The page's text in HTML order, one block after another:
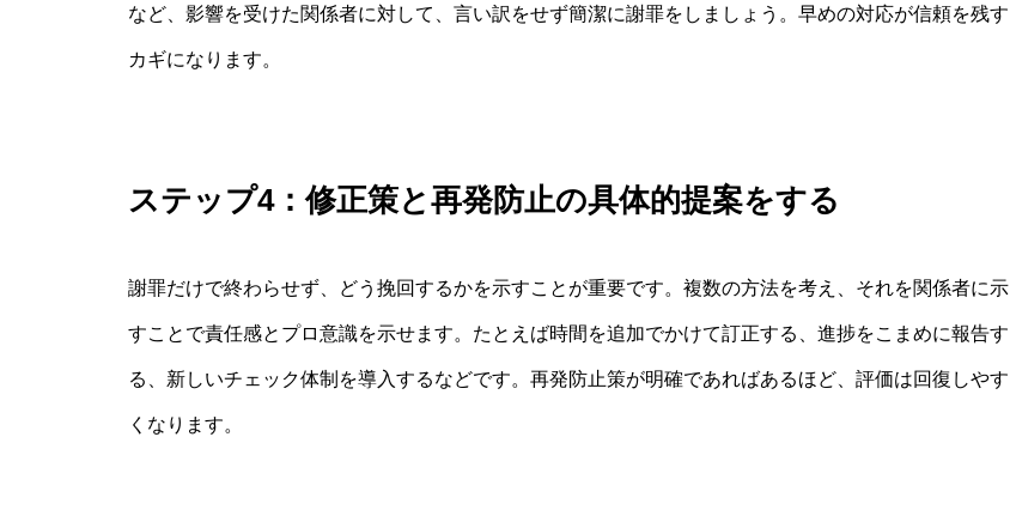
など、影響を受けた関係者に対して、言い訳をせず簡潔に謝罪をしましょう。早めの対応が信頼を残す
カギになります。
ステップ4：修正策と再発防止の具体的提案をする
謝罪だけで終わらせず、どう挽回するかを示すことが重要です。複数の方法を考え、それを関係者に示
すことで責任感とプロ意識を示せます。たとえば時間を追加でかけて訂正する、進捗をこまめに報告す
る、新しいチェック体制を導入するなどです。再発防止策が明確であればあるほど、評価は回復しやす
くなります。